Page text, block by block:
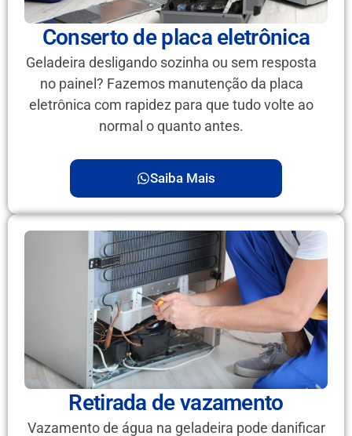
Conserto de placa eletrônica
Geladeira desligando sozinha ou sem resposta
no painel? Fazemos manutenção da placa
eletrônica com rapidez para que tudo volte ao
normal o quanto antes.
Saiba Mais
Retirada de vazamento
Vazamento de água na geladeira pode danificar